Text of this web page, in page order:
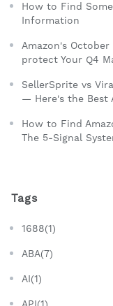
How to Find
Information
Amazon's
protect Your Q4
SellerSprite vs
— Here's the Best
How to Find
The 5-Signal
Tags
1688(1)
ABA(7)
AI(1)